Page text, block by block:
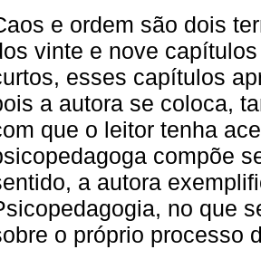
e ordem são dois
vinte e nove
esses capítulos
a autora se coloca,
que o leitor tenha
compõe
a autora
no que
o próprio processo